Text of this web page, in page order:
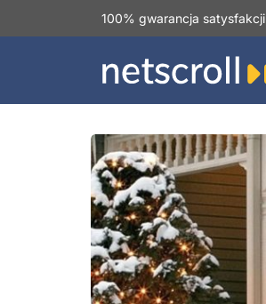
100% gwarancja satysfakcji